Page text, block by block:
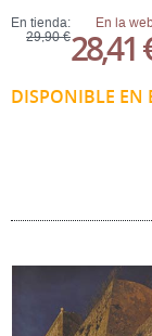
En tienda:
29,90 €
En la
28,41
DISPONIBLE EN